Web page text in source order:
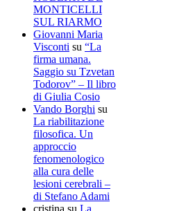
MONTICELLI
SUL RIARMO
Giovanni Maria
Visconti su “La
firma umana.
Saggio su Tzvetan
Todorov” – Il libro
di Giulia Cosio
Vando Borghi su
La riabilitazione
filosofica. Un
approccio
fenomenologico
alla cura delle
lesioni cerebrali –
di Stefano Adami
cristina su La